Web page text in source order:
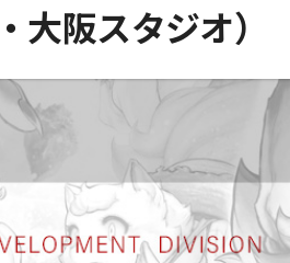
大阪スタジオ）